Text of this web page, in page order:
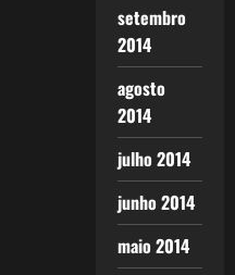
setembro
2014
agosto
2014
julho 2014
junho 2014
maio 2014